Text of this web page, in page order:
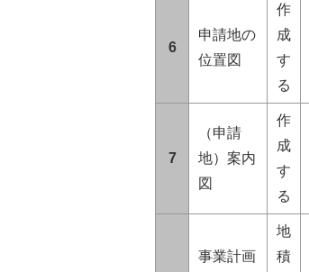
6
申請地の
位置図
作
成
す
る
7
（申請
地）案内
図
作
成
す
る
事業計画
地
積